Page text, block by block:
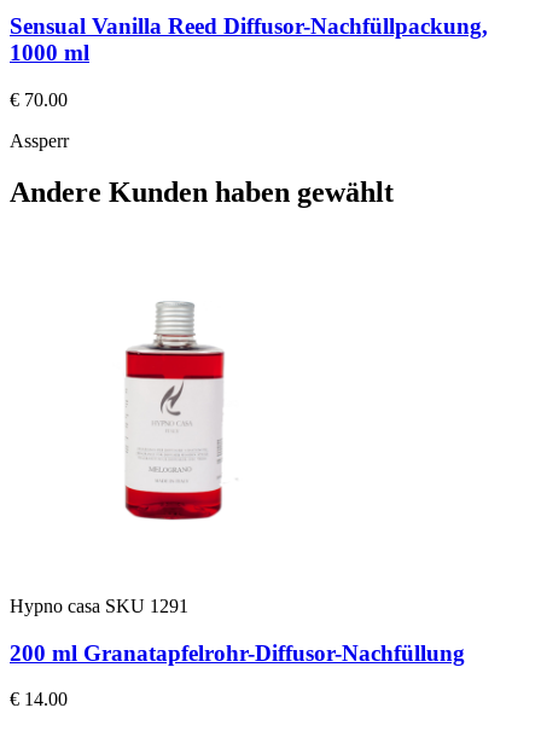
Sensual Vanilla Reed Diffusor-Nachfüllpackung,
1000 ml
€ 70.00
Assperr
Andere Kunden haben gewählt
Hypno casa SKU 1291
200 ml Granatapfelrohr-Diffusor-Nachfüllung
€ 14.00